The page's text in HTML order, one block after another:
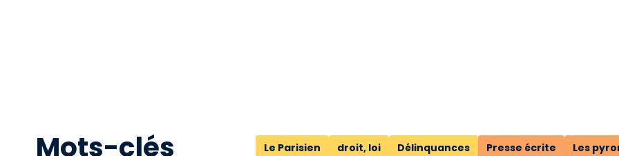
Mots-clés Le Parisien droit, loi Délinquances Presse écrite Les